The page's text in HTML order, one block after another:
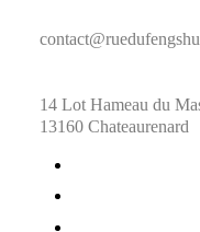
14 Lot Hameau du
13160 Chateaurenard